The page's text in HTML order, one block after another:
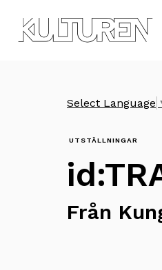
navigationen
innehållet
Sök
efter:
Select Language
UTSTÄLLNINGAR
Från